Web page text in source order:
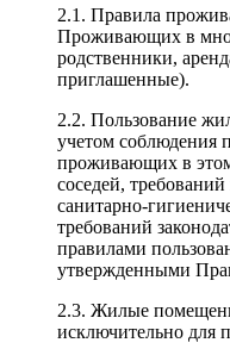
2.1. Правила
Проживающих в
родственники,
приглашенные).
2.2. Пользование
учетом соблюдения
проживающих в
соседей,
санитарно-
требований
правилами
утвержденными
2.3. Жилые
исключительно для